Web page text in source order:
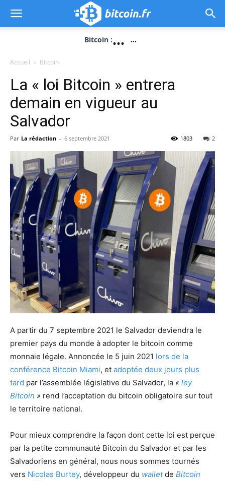
Bitcoin :... ...
Accueil Bitcoin
La « loi Bitcoin » entrera
demain en vigueur au
Salvador
Par La rédaction - 6 septembre 2021 2
1803
A partir du 7 septembre 2021 le Salvador deviendra le
premier pays du monde à adopter le bitcoin comme
monnaie légale. Annoncée le 5 juin 2021 lors de la
conférence Bitcoin Miami, et adoptée deux jours plus
tard par l’assemblée législative du Salvador, la « ley
Bitcoin » rend l’acceptation du bitcoin obligatoire sur tout
le territoire national.
Pour mieux comprendre la façon dont cette loi est perçue
par la petite communauté Bitcoin du Salvador et par les
Salvadoriens en général, nous nous sommes tournés
vers Nicolas Burtey, développeur du walletde Bitcoin